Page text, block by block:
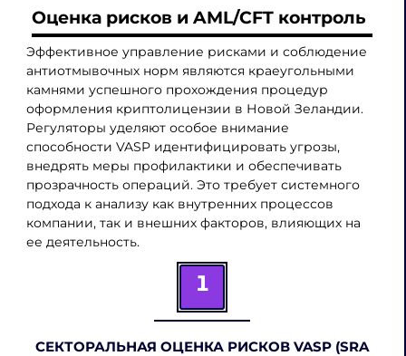
Оценка рисков и AML/CFT контроль
Эффективное управление рисками и соблюдение
антиотмывочных норм являются краеугольными
камнями успешного прохождения процедур
оформления криптолицензии в Новой Зеландии.
Регуляторы уделяют особое внимание
способности VASP идентифицировать угрозы,
внедрять меры профилактики и обеспечивать
прозрачность операций. Это требует системного
подхода к анализу как внутренних процессов
компании, так и внешних факторов, влияющих на
ее деятельность.
1
СЕКТОРАЛЬНАЯ ОЦЕНКА РИСКОВ VASP (SRA